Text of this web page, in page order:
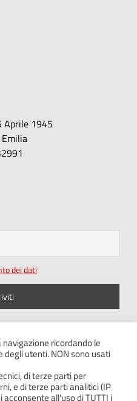
Aprile 1945
dei dati
ricordando le
utenti. NON sono usati
di terze parti per
e di terze parti analitici (IP
all'uso di TUTTI i